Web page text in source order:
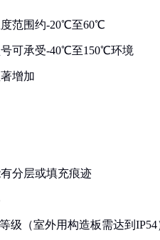
度范围约-20℃至60℃
号可承受-40℃至150℃环境
增加
分层或填充痕迹
级（室外用构造板需达到IP54